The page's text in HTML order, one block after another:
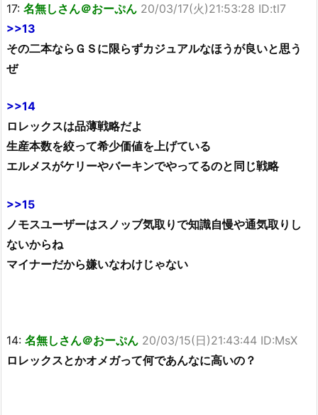
17: 名無しさん＠おーぷん 20/03/17(火)21:53:28 ID:tl7
>>13
その二本ならＧＳに限らずカジュアルなほうが良いと思う
ぜ
>>14
ロレックスは品薄戦略だよ
生産本数を絞って希少価値を上げている
エルメスがケリーやバーキンでやってるのと同じ戦略
>>15
ノモスユーザーはスノッブ気取りで知識自慢や通気取りし
ないからね
マイナーだから嫌いなわけじゃない
14: 名無しさん＠おーぷん 20/03/15(日)21:43:44 ID:MsX
ロレックスとかオメガって何であんなに高いの？